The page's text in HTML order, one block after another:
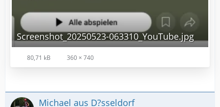
Screenshot_20250523-063310_YouTube.jpg
80,71 kB 360 × 740
Michael aus D?sseldorf